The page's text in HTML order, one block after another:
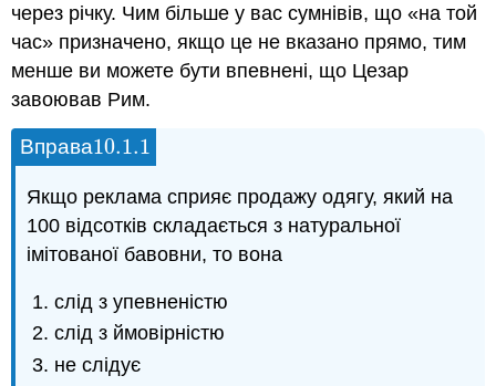
через річку. Чим більше у вас сумнівів, що «на той
час» призначено, якщо це не вказано прямо, тим
менше ви можете бути впевнені, що Цезар
завоював Рим.
Вправа10.1.1
10.1.1
Якщо реклама сприяє продажу одягу, який на
100 відсотків складається з натуральної
імітованої бавовни, то вона
слід з упевненістю
слід з ймовірністю
не слідує